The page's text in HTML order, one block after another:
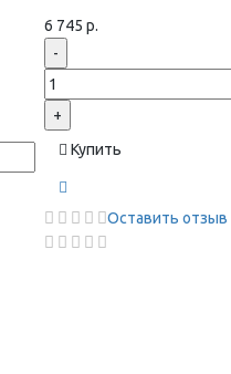
6 745 р.
-
+
Купить
Оставить отзыв